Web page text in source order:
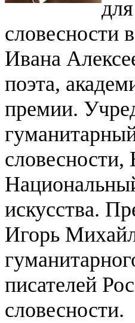
словесности
Ивана
поэта,
премии.
искусства.
Игорь
писателей
словесности.